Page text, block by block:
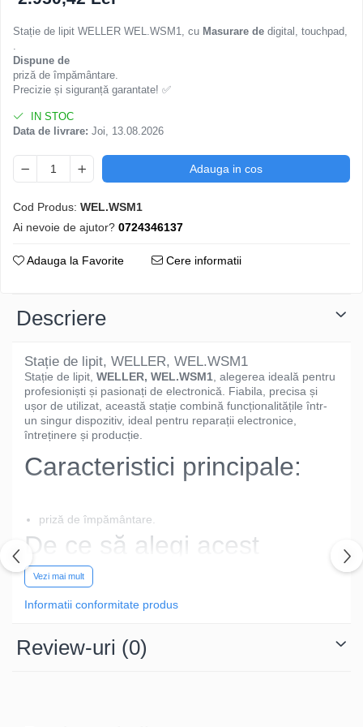
Stație de lipit WELLER WEL.WSM1, cu Masurare de digital, touchpad,
Dispune de
priză de împământare.
Precizie și siguranță garantate! ✅
IN STOC
Data de livrare: Joi, 13.08.2026
Adauga in cos
Cod Produs: WEL.WSM1
Ai nevoie de ajutor? 0724346137
Adauga la Favorite Cere informatii
Descriere
Stație de lipit, WELLER, WEL.WSM1
Stație de lipit, WELLER, WEL.WSM1 , alegerea ideală pentru
profesioniști și pasionați de electronică. Fiabila, precisa și
ușor de utilizat, această stație combină funcționalitățile într-
un singur dispozitiv, ideal pentru reparații electronice,
întreținere și producție.
Caracteristici principale:
priză de împământare.
De ce să alegi acest
model?
rapidă și precisă a temperaturii. Stația este prevazuta cu
functionalitati ca priză de împământare.
Vezi mai mult
Informatii conformitate produs
Review-uri (0)